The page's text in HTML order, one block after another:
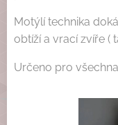
Motýlí technika
obtíží a vrací zvíře (
Určeno pro